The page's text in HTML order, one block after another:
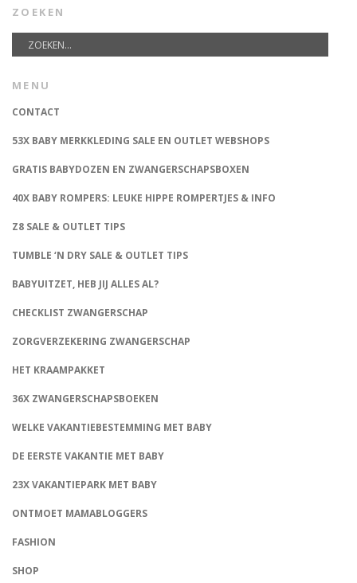
ZOEKEN
MENU
CONTACT
53X BABY MERKKLEDING SALE EN OUTLET WEBSHOPS
GRATIS BABYDOZEN EN ZWANGERSCHAPSBOXEN
40X BABY ROMPERS: LEUKE HIPPE ROMPERTJES & INFO
Z8 SALE & OUTLET TIPS
TUMBLE ‘N DRY SALE & OUTLET TIPS
BABYUITZET, HEB JIJ ALLES AL?
CHECKLIST ZWANGERSCHAP
ZORGVERZEKERING ZWANGERSCHAP
HET KRAAMPAKKET
36X ZWANGERSCHAPSBOEKEN
WELKE VAKANTIEBESTEMMING MET BABY
DE EERSTE VAKANTIE MET BABY
23X VAKANTIEPARK MET BABY
ONTMOET MAMABLOGGERS
FASHION
SHOP